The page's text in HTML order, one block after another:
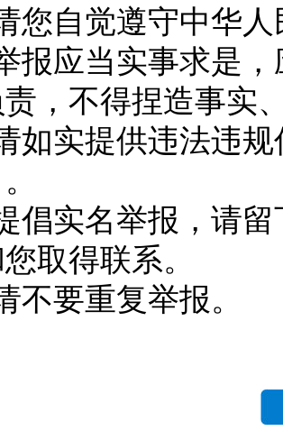
您自觉遵守中华
报应当实事求是
，不得捏造事实
如实提供违法违
倡实名举报，请
取得联系。
不要重复举报。